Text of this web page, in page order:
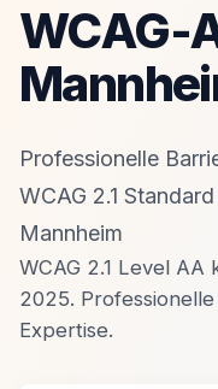
WCAG-
Professionelle
WCAG 2.1
Mannheim
WCAG 2.1 Level
2025.
Expertise.